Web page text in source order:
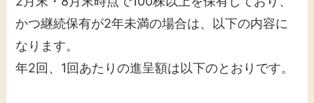
かつ継続保有が2年未満の場合は、以下の内容に
なります。
年2回、1回あたりの進呈額は以下のとおりです。